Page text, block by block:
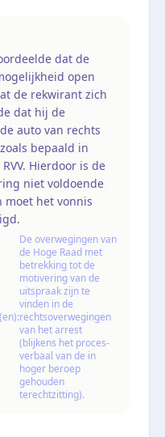
dat de
open
de rekwirant zich
dat hij de
auto van rechts
bepaald in
Hierdoor is de
niet voldoende
moet het vonnis
De overwegingen van
de Hoge Raad met
betrekking tot de
motivering van de
uitspraak zijn te
vinden in de
rechtsoverwegingen
van het arrest
(blijkens het proces-
verbaal van de in
hoger beroep
gehouden
terechtzitting).